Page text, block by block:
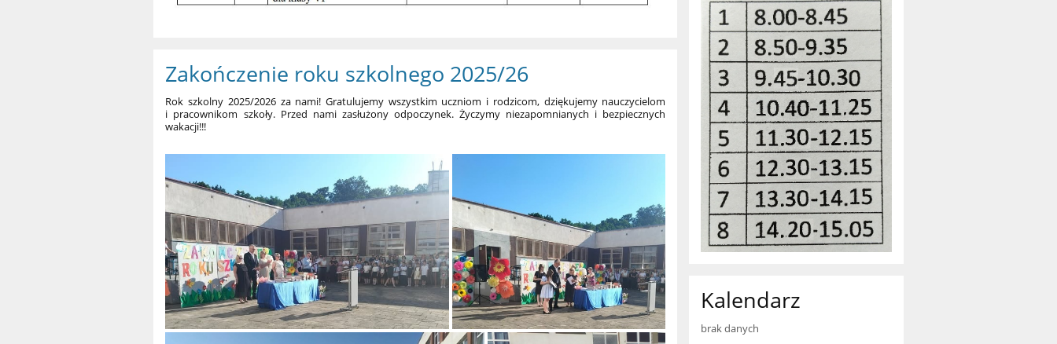
Zakończenie roku szkolnego 2025/26
Rok szkolny 2025/2026 za nami! Gratulujemy wszystkim uczniom i rodzicom, dziękujemy nauczycielom
i pracownikom szkoły. Przed nami zasłużony odpoczynek. Życzymy niezapomnianych i bezpiecznych
wakacji!!!
Kalendarz
brak danych